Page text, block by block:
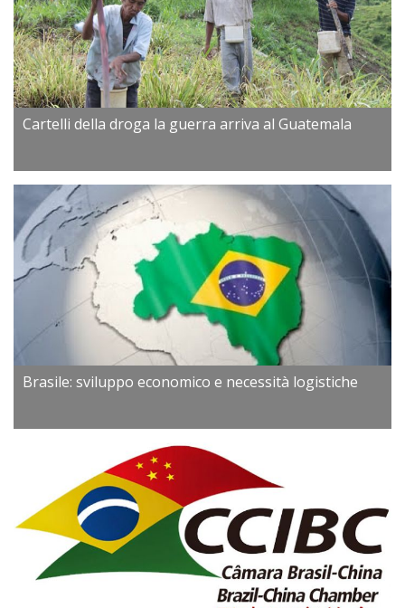
Cartelli della droga la guerra arriva al Guatemala
Brasile: sviluppo economico e necessità logistiche